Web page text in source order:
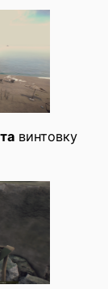
винтовку